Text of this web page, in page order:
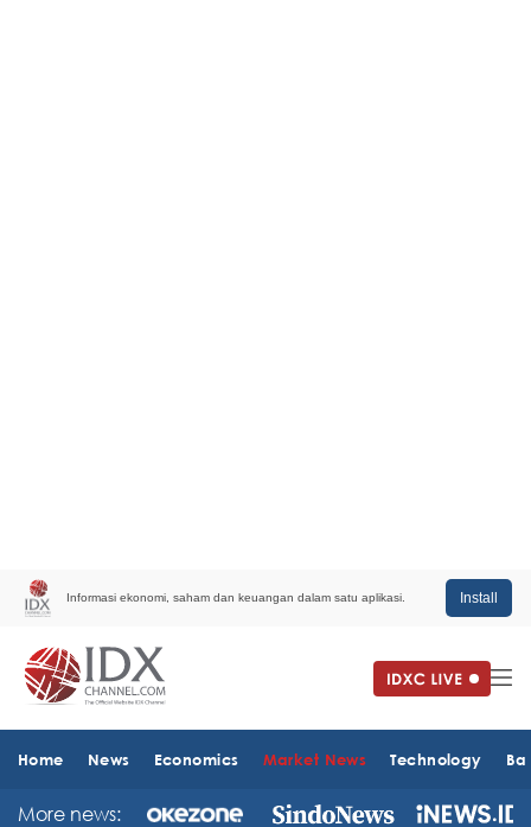
Informasi ekonomi, saham dan keuangan dalam satu aplikasi. Install
Home News Economics Market News Technology
More news: